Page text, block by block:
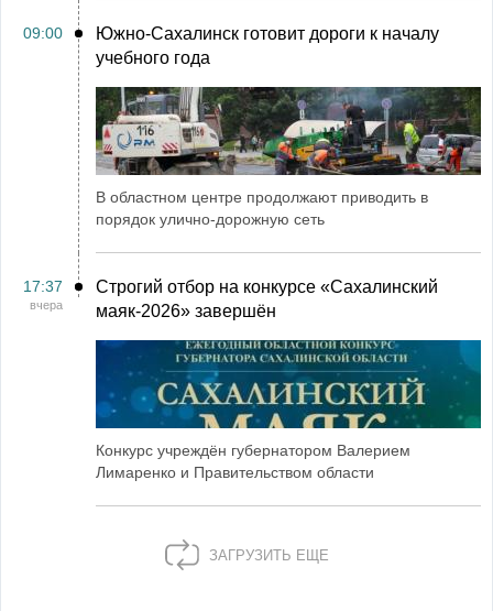
09:00
Южно-Сахалинск готовит дороги к началу
учебного года
В областном центре продолжают приводить в
порядок улично-дорожную сеть
17:37
вчера
Строгий отбор на конкурсе «Сахалинский
маяк‑2026» завершён
Конкурс учреждён губернатором Валерием
Лимаренко и Правительством области
ЗАГРУЗИТЬ ЕЩЕ